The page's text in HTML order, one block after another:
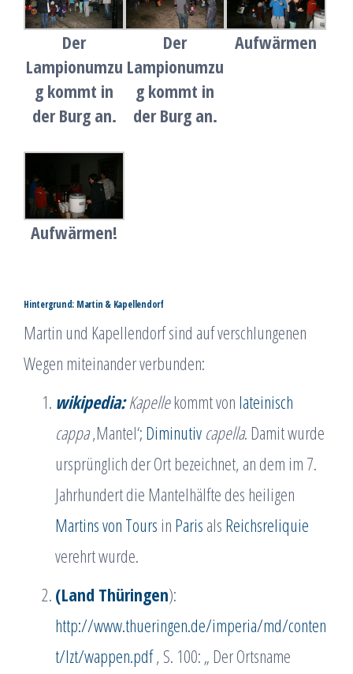
Der
Lampionumzu
g kommt in
der Burg an.
Der
Lampionumzu
g kommt in
der Burg an.
Aufwärmen
Aufwärmen!
Hintergrund: Martin & Kapellendorf
Martin und Kapellendorf sind auf verschlungenen
Wegen miteinander verbunden:
wikipedia:Kapellekommt von lateinisch
cappa‚Mantel‘; Diminutiv capella. Damit wurde
ursprünglich der Ort bezeichnet, an dem im 7.
Jahrhundert die Mantelhälfte des heiligen
Martins von Tours in Paris als Reichsreliquie
verehrt wurde.
(Land Thüringen):
http://www.thueringen.de/imperia/md/conten
t/lzt/wappen.pdf, S. 100: „ Der Ortsname